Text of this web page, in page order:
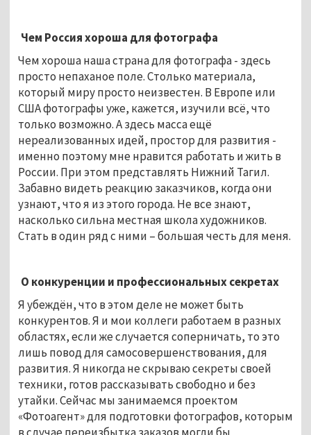
Чем Россия хороша для фотографа
Чем хороша наша страна для фотографа - здесь
просто непаханое поле. Столько материала,
который миру просто неизвестен. В Европе или
США фотографы уже, кажется, изучили всё, что
только возможно. А здесь масса ещё
нереализованных идей, простор для развития -
именно поэтому мне нравится работать и жить в
России. При этом представлять Нижний Тагил.
Забавно видеть реакцию заказчиков, когда они
узнают, что я из этого города. Не все знают,
насколько сильна местная школа художников.
Стать в один ряд с ними – большая честь для меня.
О конкуренции и профессиональных секретах
Я убеждён, что в этом деле не может быть
конкурентов. Я и мои коллеги работаем в разных
областях, если же случается соперничать, то это
лишь повод для самосовершенствования, для
развития. Я никогда не скрываю секреты своей
техники, готов рассказывать свободно и без
утайки. Сейчас мы занимаемся проектом
«Фотоагент» для подготовки фотографов, которым